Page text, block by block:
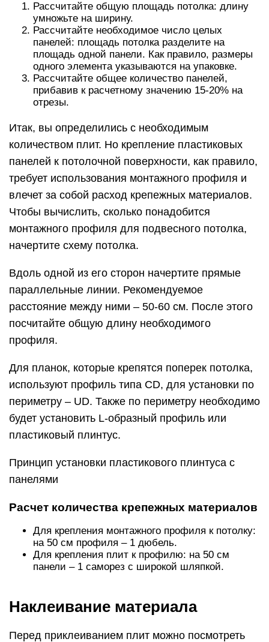
Рассчитайте общую площадь потолка: длину
умножьте на ширину.
Рассчитайте необходимое число целых
панелей: площадь потолка разделите на
площадь одной панели. Как правило, размеры
одного элемента указываются на упаковке.
Рассчитайте общее количество панелей,
прибавив к расчетному значению 15-20% на
отрезы.
Итак, вы определились с необходимым
количеством плит. Но крепление пластиковых
панелей к потолочной поверхности, как правило,
требует использования монтажного профиля и
влечет за собой расход крепежных материалов.
Чтобы вычислить, сколько понадобится
монтажного профиля для подвесного потолка,
начертите схему потолка.
Вдоль одной из его сторон начертите прямые
параллельные линии. Рекомендуемое
расстояние между ними – 50-60 см. После этого
посчитайте общую длину необходимого
профиля.
Для планок, которые крепятся поперек потолка,
используют профиль типа CD, для установки по
периметру – UD. Также по периметру необходимо
будет установить L-образный профиль или
пластиковый плинтус.
Принцип установки пластикового плинтуса с
панелями
Расчет количества крепежных материалов
Для крепления монтажного профиля к потолку:
на 50 см профиля – 1 дюбель.
Для крепления плит к профилю: на 50 см
панели – 1 саморез с широкой шляпкой.
Наклеивание материала
Перед приклеиванием плит можно посмотреть